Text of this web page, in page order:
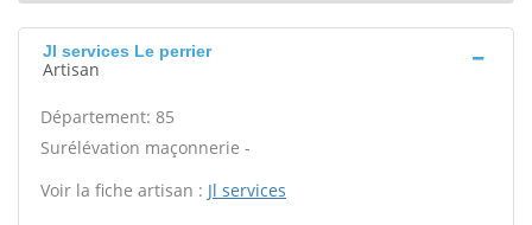
Jl services Le perrier
Artisan
Département: 85
Surélévation maçonnerie -
Voir la fiche artisan : Jl services